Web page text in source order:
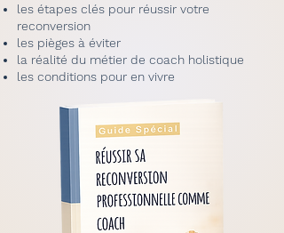
les étapes clés pour réussir votre
reconversion
les pièges à éviter
la réalité du métier de coach holistique
les conditions pour en vivre